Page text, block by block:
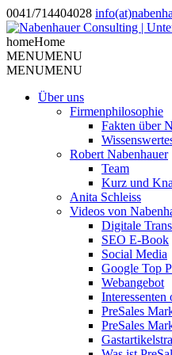
0041/714404028
homeHome
MENUMENU
MENUMENU
Über uns
Firmenphilosophie
Fakten über
Robert Nabenhauer
Team
Kurz und
Anita Schleiss
Videos von
Digitale
SEO E-Book
Social Media
Google Top
Webangebot
PreSales
PreSales